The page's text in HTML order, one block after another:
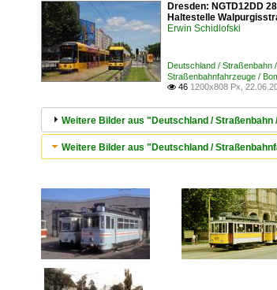
Dresden: NGTD12DD
Haltestelle
Erwin Schidlofski
Deutschland / Straßenbahn
Straßenbahnfahrzeuge /
 46 1200x808 Px,
Weitere Bilder aus "Deutschland /
Weitere Bilder aus "Deutschland /